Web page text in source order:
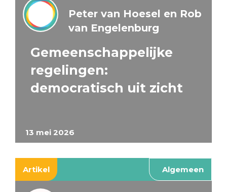
13 mei 2026
Peter van Hoesel en Rob
van Engelenburg
Gemeenschappelijke
regelingen:
democratisch uit zicht
Artikel Algemeen